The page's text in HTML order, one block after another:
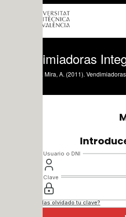
Integrales:
Mira, A. (2011). Vendimiadoras Integrales: